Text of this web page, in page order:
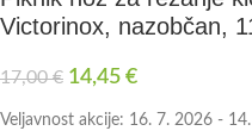
Victorinox, nazobčan,
17,00€ 14,45 €
Veljavnost akcije: 16. 7. 2026 -